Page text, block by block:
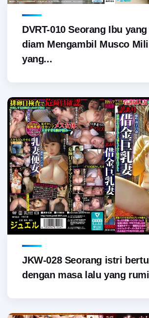
DVRT-010 Seorang Ibu
diam Mengambil Musco
yang...
JKW-028 Seorang istri
dengan masa lalu yang